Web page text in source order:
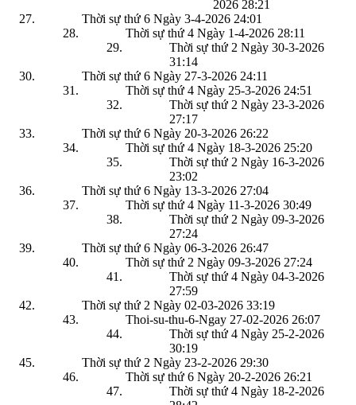
2026 28:21
Thời sự thứ 6 Ngày 3-4-2026 24:01
Thời sự thứ 4 Ngày 1-4-2026 28:11
Thời sự thứ 2 Ngày 30-3-2026
31:14
Thời sự thứ 6 Ngày 27-3-2026 24:11
Thời sự thứ 4 Ngày 25-3-2026 24:51
Thời sự thứ 2 Ngày 23-3-2026
27:17
Thời sự thứ 6 Ngày 20-3-2026 26:22
Thời sự thứ 4 Ngày 18-3-2026 25:20
Thời sự thứ 2 Ngày 16-3-2026
23:02
Thời sự thứ 6 Ngày 13-3-2026 27:04
Thời sự thứ 4 Ngày 11-3-2026 30:49
Thời sự thứ 2 Ngày 09-3-2026
27:24
Thời sự thứ 6 Ngày 06-3-2026 26:47
Thời sự thứ 2 Ngày 09-3-2026 27:24
Thời sự thứ 4 Ngày 04-3-2026
27:59
Thời sự thứ 2 Ngày 02-03-2026 33:19
Thoi-su-thu-6-Ngay 27-02-2026 26:07
Thời sự thứ 4 Ngày 25-2-2026
30:19
Thời sự thứ 2 Ngày 23-2-2026 29:30
Thời sự thứ 6 Ngày 20-2-2026 26:21
Thời sự thứ 4 Ngày 18-2-2026